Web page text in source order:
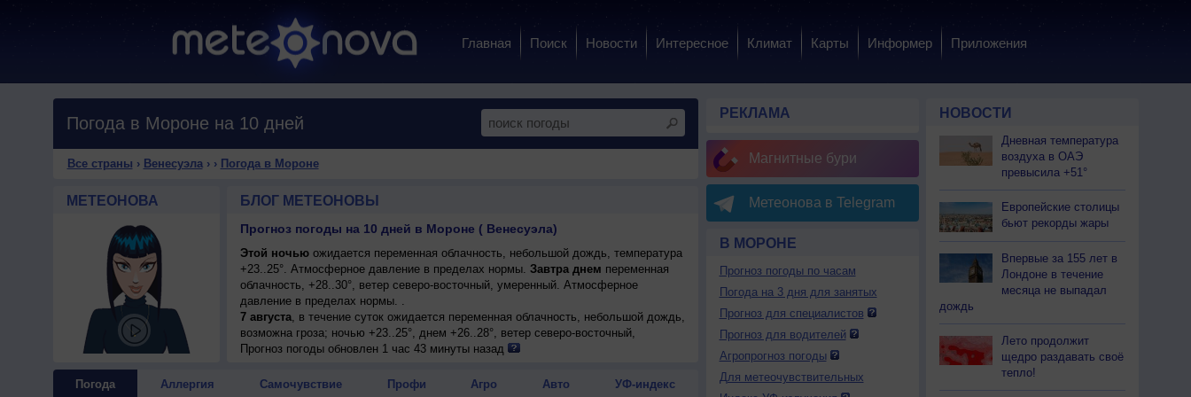
Главная Поиск Новости Интересное Климат Карты Информер Приложения
Погода в Мороне на 10 дней
Все страны › Венесуэла› › Погода в Мороне
МЕТЕОНОВА БЛОГ МЕТЕОНОВЫ
Прогноз погоды на 10 дней в Мороне ( Венесуэла)
Этой ночьюожидается переменная облачность, небольшой дождь, температура
+23..25°. Атмосферное давление в пределах нормы. Завтра днем переменная
облачность, +28..30°, ветер северо-восточный, умеренный. Атмосферное
давление в пределах нормы. .
7 августа, в течение суток ожидается переменная облачность, небольшой дождь,
возможна гроза; ночью +23..25°, днем +26..28°, ветер северо-восточный,
умеренный.
+27..29°, ветер северо-восточный, умеренный.
Прогноз погоды обновлен 1 час 43 минуты назад
Погода Аллергия Самочувствие Профи Агро Авто УФ-индекс
РЕКЛАМА
Магнитные бури
Метеонова в Telegram
В МОРОНЕ
Прогноз погоды по часам
Погода на 3 дня для занятых
Прогноз для специалистов
Прогноз для водителей
Агропрогноз погоды
Для метеочувствительных
НОВОСТИ
Дневная температура
воздуха в ОАЭ
превысила +51°
Европейские столицы
бьют рекорды жары
Впервые за 155 лет в
Лондоне в течение
месяца не выпадал
дождь
Лето продолжит
щедро раздавать своё
тепло!